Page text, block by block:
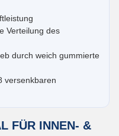
Verteilung des
durch weich gummierte
versenkbaren
FÜR INNEN- &